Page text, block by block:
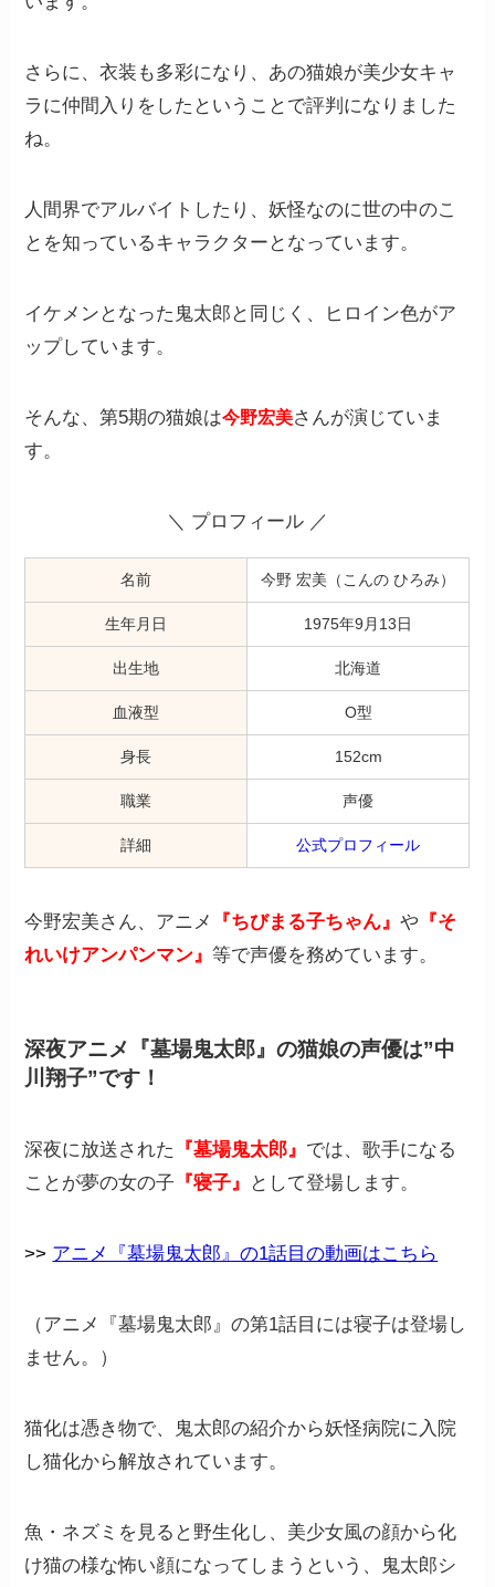
さらに、衣装も多彩になり、あの猫娘が美少女キャ
ラに仲間入りをしたということで評判になりました
ね。
人間界でアルバイトしたり、妖怪なのに世の中のこ
とを知っているキャラクターとなっています。
イケメンとなった鬼太郎と同じく、ヒロイン色がア
ップしています。
そんな、第5期の猫娘は今野宏美さんが演じていま
す。
＼ プロフィール ／
名前 今野 宏美（こんの ひろみ）
生年月日 1975年9月13日
出生地 北海道
血液型 O型
身長 152cm
職業 声優
詳細 公式プロフィール
今野宏美さん、 アニメ 『ちびまる子ちゃん』や 『そ
れいけアンパンマン』等で声優を務めています。
深夜アニメ『墓場鬼太郎』の猫娘の声優は”中
川翔子”です！
深夜に放送された 『墓場鬼太郎』 では、歌手になる
ことが夢の女の子 『寝子』 として登場します。
>> アニメ『墓場鬼太郎』の1話目の動画はこちら
（アニメ『墓場鬼太郎』の第1話目には寝子は登場し
ません。）
猫化は憑き物で、鬼太郎の紹介から妖怪病院に入院
し猫化から解放されています。
魚・ネズミを見ると野生化し、美少女風の顔から化
け猫の様な怖い顔になってしまうという、鬼太郎シ